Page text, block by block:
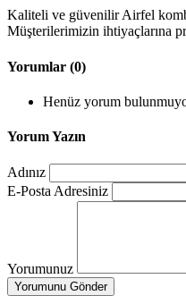
Kaliteli ve güvenilir Airfel
Müşterilerimizin ihtiyaçlarına
Yorumlar (0)
Henüz yorum
Yorum Yazın
Adınız
E-Posta Adresiniz
Yorumunuz